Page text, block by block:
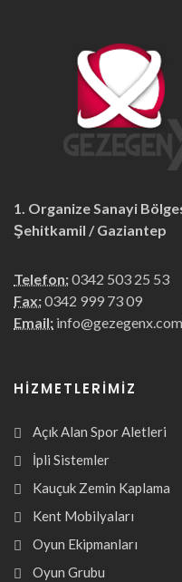
1. Organize Sanayi
Şehitkamil / Gaziantep
Telefon:0342 503 25 53
Fax:0342 999 73 09
Email:
HIZMETLERIMIZ
Açık Alan Spor Aletleri
İpli Sistemler
Kauçuk Zemin Kaplama
Kent Mobilyaları
Oyun Ekipmanları
Oyun Grubu